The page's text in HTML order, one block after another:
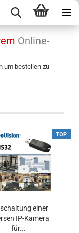
Online-
um bestellen zu
TOP
einer
IP-Kamera
für...